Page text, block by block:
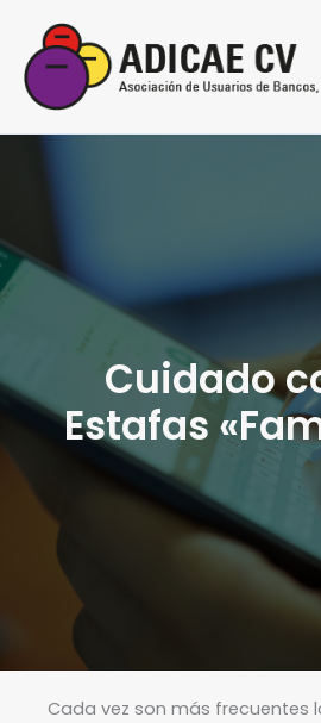
contenido
Cuidado
Estafas
Cada vez son más frecuentes